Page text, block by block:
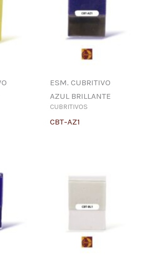
ESM. CUBRITIVO
AZUL BRILLANTE
CUBRITIVOS
CBT-AZ1